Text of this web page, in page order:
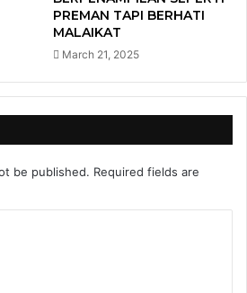
PREMAN TAPI BERHATI
MALAIKAT
March 21, 2025
be published. Required fields are